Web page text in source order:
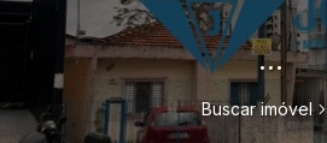
...
Buscar imóvel